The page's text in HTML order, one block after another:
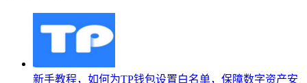
新手教程，如何为TP钱包设置白名单，保障数字资产安